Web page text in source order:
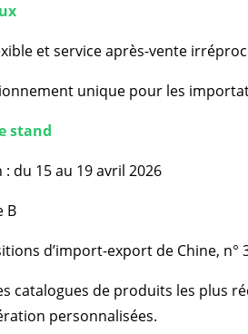
et service après-vente
unique pour les
stand
du 15 au 19 avril 2026
B
d’import-export de Chine,
catalogues de produits les plus
personnalisées.